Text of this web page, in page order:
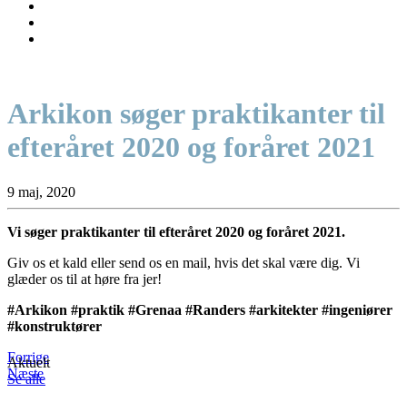
Arkikon søger praktikanter til
efteråret 2020 og foråret 2021
9 maj, 2020
Vi søger praktikanter til efteråret 2020 og foråret 2021.
Giv os et kald eller send os en mail, hvis det skal være dig. Vi
glæder os til at høre fra jer!
#Arkikon #praktik #Grenaa #Randers #arkitekter #ingeniører
#konstruktører
Forrige
Næste
Aktuelt
Se alle